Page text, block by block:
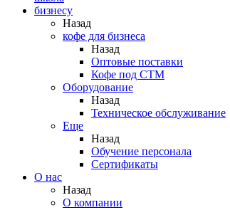
бизнесу
Назад
кофе для бизнеса
Назад
Оптовые поставки
Кофе под СТМ
Оборудование
Назад
Техническое обслуживание
Еще
Назад
Обучение персонала
Сертификаты
О нас
Назад
O компании